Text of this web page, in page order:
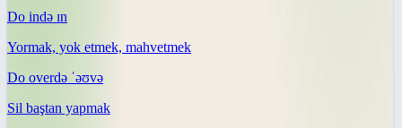
Do ində ɪn
Yormak, yok etmek, mahvetmek
Do overdə ˈəʊvə
Sil baştan yapmak